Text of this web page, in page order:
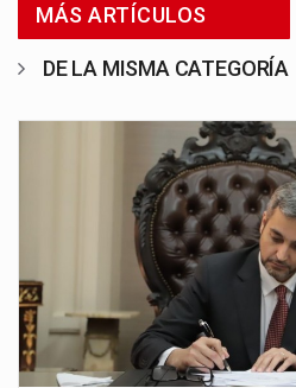
MÁS ARTÍCULOS
DE LA MISMA CATEGORÍA